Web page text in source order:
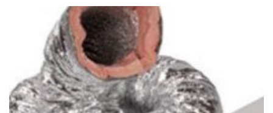
-
4
295Ft